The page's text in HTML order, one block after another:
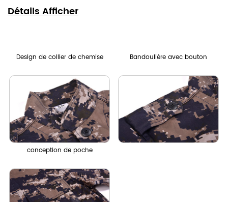
Détails Afficher
Design de collier de chemise Bandoulière avec bouton
conception de poche